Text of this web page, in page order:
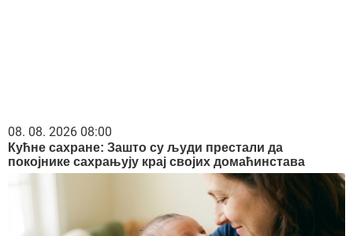
08. 08. 2026 08:00
Кућне сахране: Зашто су људи престали да
покојнике сахрањују крај својих домаћинстава